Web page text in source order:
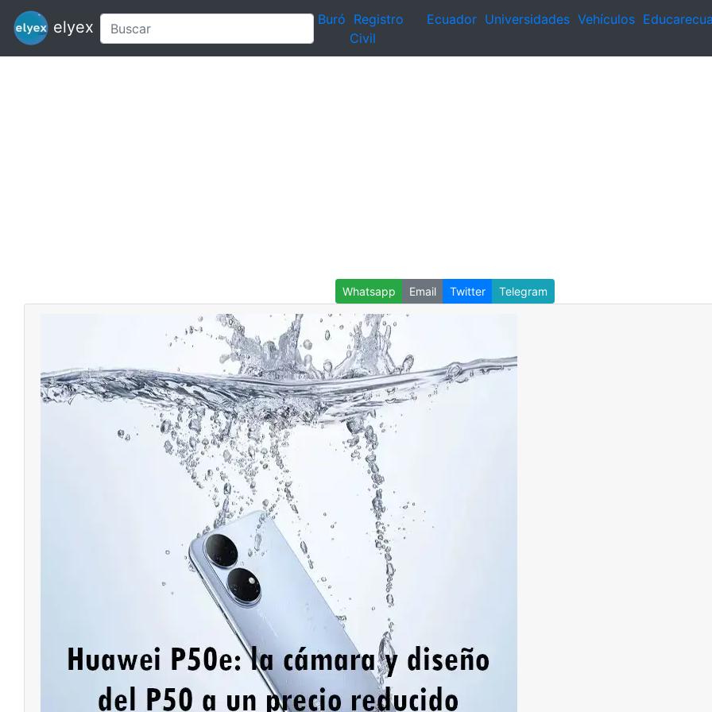
elyex Buró Registro
Civil
Ecuador Universidades Vehículos
Whatsapp Email Twitter Telegram